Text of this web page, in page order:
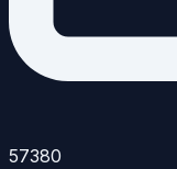
57380